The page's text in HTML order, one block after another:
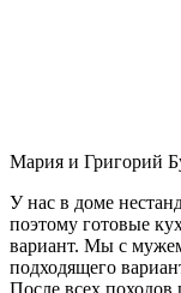
Мария и Григорий
У нас в доме
поэтому готовые
вариант. Мы с
подходящего
После всех